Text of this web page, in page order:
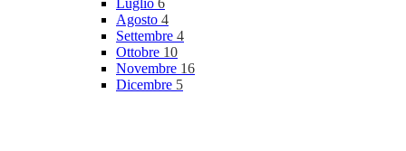
Luglio 6
Agosto 4
Settembre 4
Ottobre 10
Novembre 16
Dicembre 5